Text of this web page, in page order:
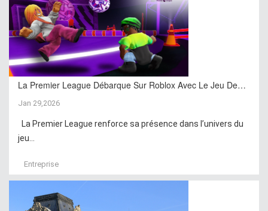
La Premier League Débarque Sur Roblox Avec Le Jeu De…
Jan 29,2026
La Premier League renforce sa présence dans l’univers du
jeu...
Entreprise